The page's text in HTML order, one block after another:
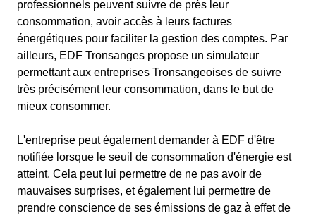
professionnels peuvent suivre de près leur
consommation, avoir accès à leurs factures
énergétiques pour faciliter la gestion des comptes. Par
ailleurs, EDF Tronsanges propose un simulateur
permettant aux entreprises Tronsangeoises de suivre
très précisément leur consommation, dans le but de
mieux consommer.
L'entreprise peut également demander à EDF d'être
notifiée lorsque le seuil de consommation d'énergie est
atteint. Cela peut lui permettre de ne pas avoir de
mauvaises surprises, et également lui permettre de
prendre conscience de ses émissions de gaz à effet de